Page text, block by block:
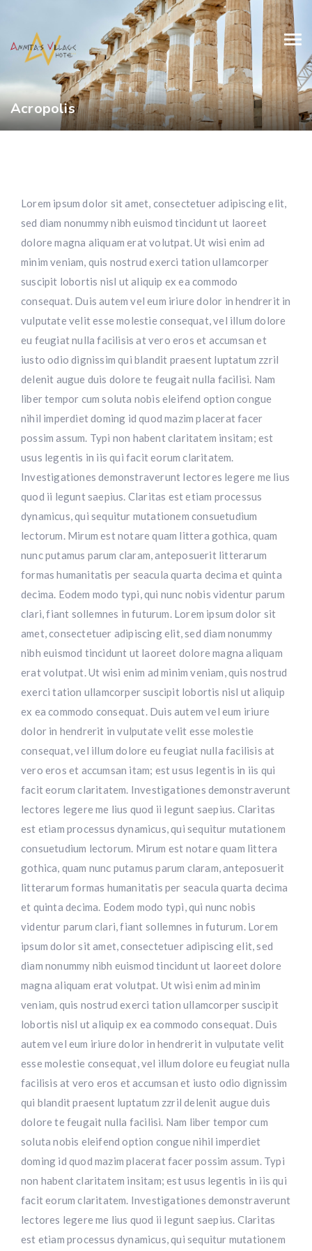
Acropolis
Lorem ipsum dolor sit amet, consectetuer adipiscing elit,
sed diam nonummy nibh euismod tincidunt ut laoreet
dolore magna aliquam erat volutpat. Ut wisi enim ad
minim veniam, quis nostrud exerci tation ullamcorper
suscipit lobortis nisl ut aliquip ex ea commodo
consequat. Duis autem vel eum iriure dolor in hendrerit in
vulputate velit esse molestie consequat, vel illum dolore
eu feugiat nulla facilisis at vero eros et accumsan et
iusto odio dignissim qui blandit praesent luptatum zzril
delenit augue duis dolore te feugait nulla facilisi. Nam
liber tempor cum soluta nobis eleifend option congue
nihil imperdiet doming id quod mazim placerat facer
possim assum. Typi non habent claritatem insitam; est
usus legentis in iis qui facit eorum claritatem.
Investigationes demonstraverunt lectores legere me lius
quod ii legunt saepius. Claritas est etiam processus
dynamicus, qui sequitur mutationem consuetudium
lectorum. Mirum est notare quam littera gothica, quam
nunc putamus parum claram, anteposuerit litterarum
formas humanitatis per seacula quarta decima et quinta
decima. Eodem modo typi, qui nunc nobis videntur parum
clari, fiant sollemnes in futurum. Lorem ipsum dolor sit
amet, consectetuer adipiscing elit, sed diam nonummy
nibh euismod tincidunt ut laoreet dolore magna aliquam
erat volutpat. Ut wisi enim ad minim veniam, quis nostrud
exerci tation ullamcorper suscipit lobortis nisl ut aliquip
ex ea commodo consequat. Duis autem vel eum iriure
dolor in hendrerit in vulputate velit esse molestie
consequat, vel illum dolore eu feugiat nulla facilisis at
vero eros et accumsan itam; est usus legentis in iis qui
facit eorum claritatem. Investigationes demonstraverunt
lectores legere me lius quod ii legunt saepius. Claritas
est etiam processus dynamicus, qui sequitur mutationem
consuetudium lectorum. Mirum est notare quam littera
gothica, quam nunc putamus parum claram, anteposuerit
litterarum formas humanitatis per seacula quarta decima
et quinta decima. Eodem modo typi, qui nunc nobis
videntur parum clari, fiant sollemnes in futurum. Lorem
ipsum dolor sit amet, consectetuer adipiscing elit, sed
diam nonummy nibh euismod tincidunt ut laoreet dolore
magna aliquam erat volutpat. Ut wisi enim ad minim
veniam, quis nostrud exerci tation ullamcorper suscipit
lobortis nisl ut aliquip ex ea commodo consequat. Duis
autem vel eum iriure dolor in hendrerit in vulputate velit
esse molestie consequat, vel illum dolore eu feugiat nulla
facilisis at vero eros et accumsan et iusto odio dignissim
qui blandit praesent luptatum zzril delenit augue duis
dolore te feugait nulla facilisi. Nam liber tempor cum
soluta nobis eleifend option congue nihil imperdiet
doming id quod mazim placerat facer possim assum. Typi
non habent claritatem insitam; est usus legentis in iis qui
facit eorum claritatem. Investigationes demonstraverunt
lectores legere me lius quod ii legunt saepius. Claritas
est etiam processus dynamicus, qui sequitur mutationem